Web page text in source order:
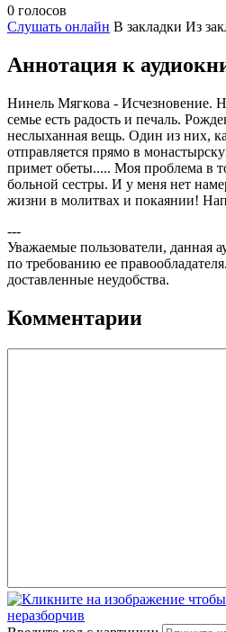
0 голосов
Слушать онлайн В закладки Из
Аннотация к
Нинель Мягкова - Исчезновение.
семье есть радость и печаль.
неслыханная вещь. Один из них,
отправляется прямо в
примет обеты..... Моя проблема в
больной сестры. И у меня нет
жизни в молитвах и покаянии!
---
Уважаемые пользователи, данная
по требованию ее
доставленные неудобства.
Комментарии